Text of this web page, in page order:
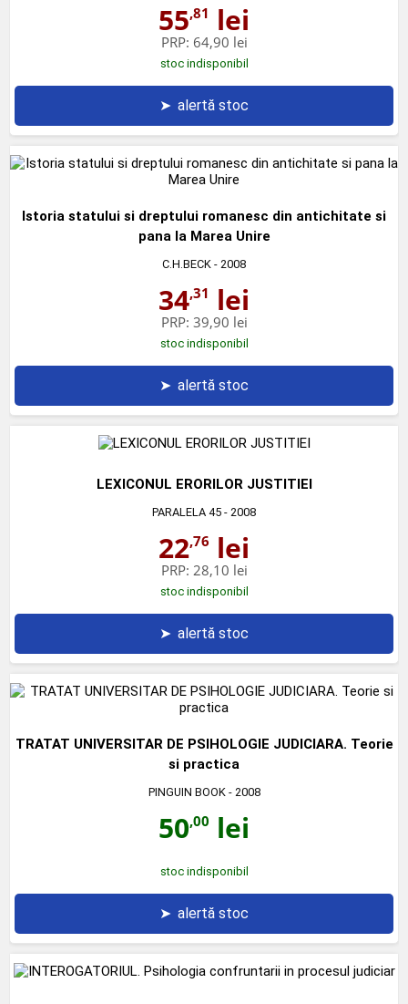
55,81 lei
PRP: 64,90 lei
stoc indisponibil
➤ alertă stoc
Istoria statului si dreptului romanesc din antichitate si
pana la Marea Unire
C.H.BECK - 2008
34,31 lei
PRP: 39,90 lei
stoc indisponibil
➤ alertă stoc
LEXICONUL ERORILOR JUSTITIEI
PARALELA 45 - 2008
22,76 lei
PRP: 28,10 lei
stoc indisponibil
➤ alertă stoc
TRATAT UNIVERSITAR DE PSIHOLOGIE JUDICIARA. Teorie
si practica
PINGUIN BOOK- 2008
50,00 lei
stoc indisponibil
➤ alertă stoc